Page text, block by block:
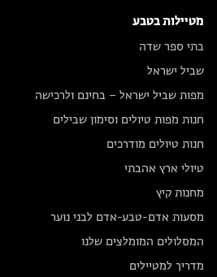
מטיילות בטבע
בתי ספר שדה
שביל ישראל
מפות שביל ישראל – בחינם ולרכישה
חנות מפות טיולים וסימון שבילים
חנות טיולים מודרכים
טיולי ארץ אהבתי
מחנות קיץ
מסעות אדם-טבע-אדם לבני נוער
המסלולים המומלצים שלנו
מדריך למטיילים